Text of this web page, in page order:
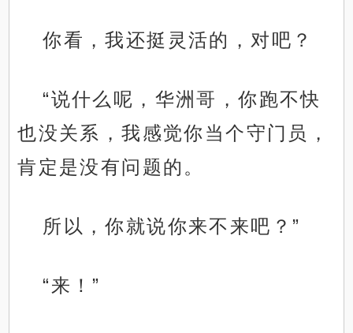
你看，我还挺灵活的，对吧？
“说什么呢，华洲哥，你跑不快
也没关系，我感觉你当个守门员，
肯定是没有问题的。
所以，你就说你来不来吧？”
“来！”